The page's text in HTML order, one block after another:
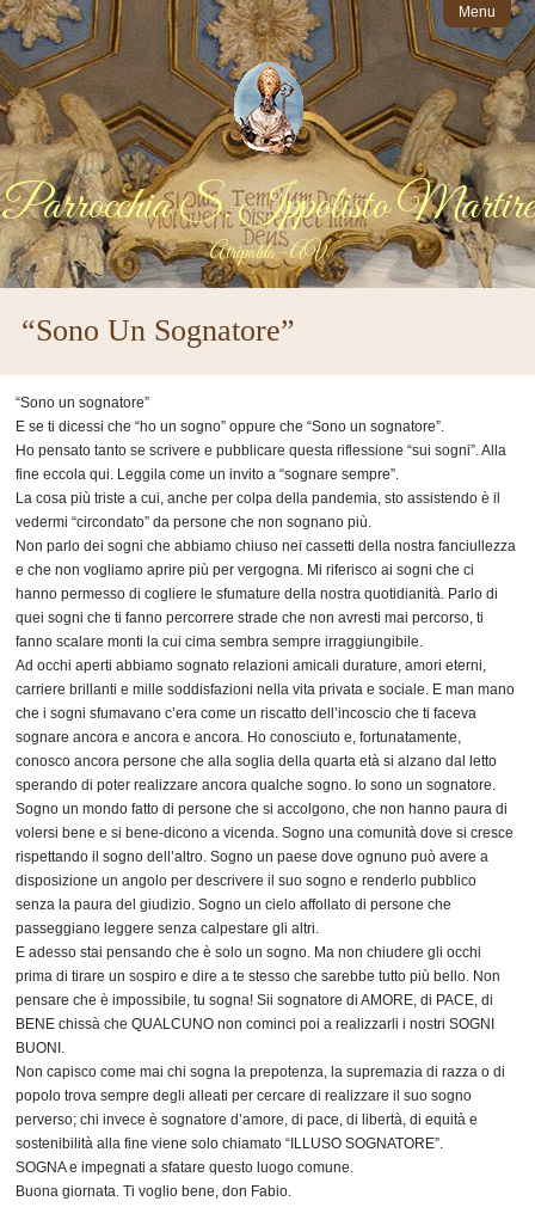
Menu
Parrocchia S. Ippolisto Martire
Atripalda - AV
“Sono Un Sognatore”
“Sono un sognatore”
E se ti dicessi che “ho un sogno” oppure che “Sono un sognatore”.
Ho pensato tanto se scrivere e pubblicare questa riflessione “sui sogni”. Alla
fine eccola qui. Leggila come un invito a “sognare sempre”.
La cosa più triste a cui, anche per colpa della pandemia, sto assistendo è il
vedermi “circondato” da persone che non sognano più.
Non parlo dei sogni che abbiamo chiuso nei cassetti della nostra fanciullezza
e che non vogliamo aprire più per vergogna. Mi riferisco ai sogni che ci
hanno permesso di cogliere le sfumature della nostra quotidianità. Parlo di
quei sogni che ti fanno percorrere strade che non avresti mai percorso, ti
fanno scalare monti la cui cima sembra sempre irraggiungibile.
Ad occhi aperti abbiamo sognato relazioni amicali durature, amori eterni,
carriere brillanti e mille soddisfazioni nella vita privata e sociale. E man mano
che i sogni sfumavano c’era come un riscatto dell’incoscio che ti faceva
sognare ancora e ancora e ancora. Ho conosciuto e, fortunatamente,
conosco ancora persone che alla soglia della quarta età si alzano dal letto
sperando di poter realizzare ancora qualche sogno. Io sono un sognatore.
Sogno un mondo fatto di persone che si accolgono, che non hanno paura di
volersi bene e si bene-dicono a vicenda. Sogno una comunità dove si cresce
rispettando il sogno dell’altro. Sogno un paese dove ognuno può avere a
disposizione un angolo per descrivere il suo sogno e renderlo pubblico
senza la paura del giudizio. Sogno un cielo affollato di persone che
passeggiano leggere senza calpestare gli altri.
E adesso stai pensando che è solo un sogno. Ma non chiudere gli occhi
prima di tirare un sospiro e dire a te stesso che sarebbe tutto più bello. Non
pensare che è impossibile, tu sogna! Sii sognatore di AMORE, di PACE, di
BENE chissà che QUALCUNO non cominci poi a realizzarli i nostri SOGNI
BUONI.
Non capisco come mai chi sogna la prepotenza, la supremazia di razza o di
popolo trova sempre degli alleati per cercare di realizzare il suo sogno
perverso; chi invece è sognatore d’amore, di pace, di libertà, di equità e
sostenibilità alla fine viene solo chiamato “ILLUSO SOGNATORE”.
SOGNA e impegnati a sfatare questo luogo comune.
Buona giornata. Ti voglio bene, don Fabio.